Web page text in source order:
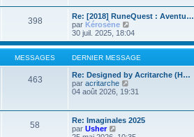
e
s
s
a
g
e
i
e
r
m
e
s
s
a
g
e
e
d
e
r
n
i
e
m
e
s
s
g
e
398
Re: [2018] RuneQuest : Aventu…
par Kérosène
o
n
s
u
l
t
r
d
e
r
30 juil. 2025, 18:04
MESSAGES DERNIER MESSAGE
463
Re: Designed by Acritarche (H…
par acritarche
o
u
l
t
04 août 2026, 19:31
58
Re: Imaginales 2025
par Usher